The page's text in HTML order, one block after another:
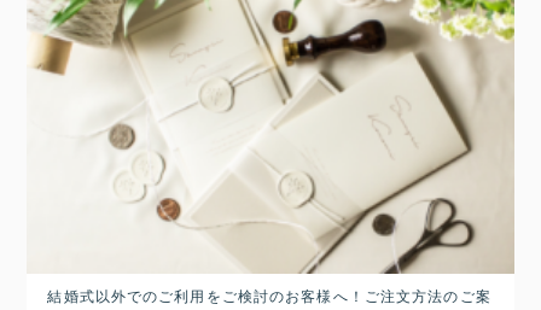
結婚式以外でのご利用をご検討のお客様へ！ご注文方法のご案